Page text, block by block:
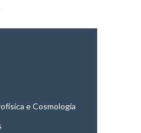
e Cosmologia